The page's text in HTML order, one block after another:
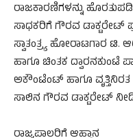
ರಾಜಕಾರಣಿಗಳನ್ನು
ಸಾಧಕರಿಗೆ ಗೌರವ ಡಾಕ್ಟರೇಟ್
ಸ್ವಾತಂತ್ರ್ಯ ಹೋರಾಟಗಾರ ಟಿ.
ಹಾಗೂ ಚಿಂತಕ ದ್ವಾರನಕುಂಟೆ
ಅಕೌಂಟೆಂಟ್ ಹಾಗೂ
ಸಾಲಿನ ಗೌರವ ಡಾಕ್ಟರೇಟ್